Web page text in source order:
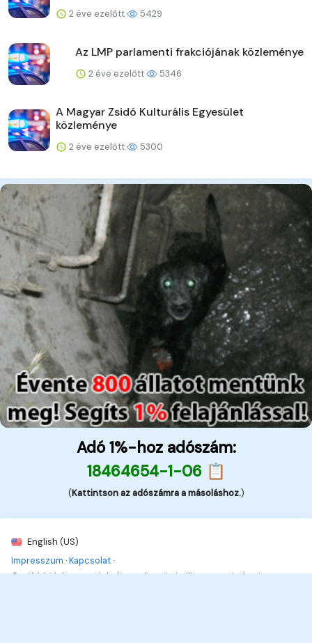
2 éve ezelőtt 5429
Az LMP parlamenti frakciójának közleménye
2 éve ezelőtt 5346
A Magyar Zsidó Kulturális Egyesület
közleménye
2 éve ezelőtt 5300
Adó 1%-hoz adószám:
18464654-1-06 📋
(Kattintson az adószámra a másoláshoz.)
English (US)
Impresszum ·Kapcsolat ·
© Kék hírek, bűnügyek, balesetek - Kriminális 2026. Minden jog